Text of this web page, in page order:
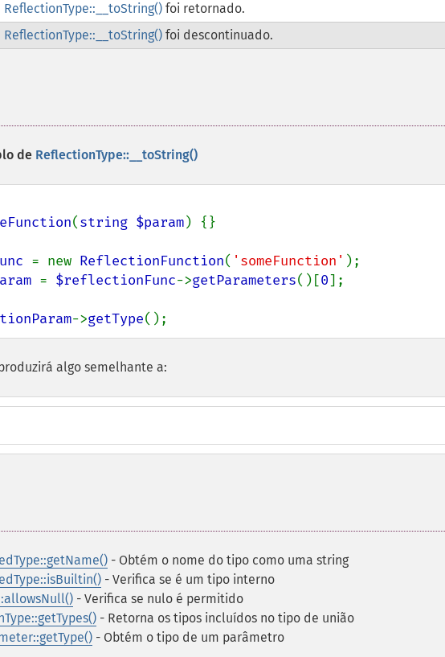
ReflectionType::__toString() foi retornado.
ReflectionType::__toString() foi descontinuado.
de ReflectionType::__toString()
(string $param) {}
= new ReflectionFunction( 'someFunction'
= $reflectionFunc->getParameters()[0];
->getType();
algo semelhante a:
- Obtém o nome do tipo como uma string
- Verifica se é um tipo interno
- Verifica se nulo é permitido
- Retorna os tipos incluídos no tipo de união
- Obtém o tipo de um parâmetro